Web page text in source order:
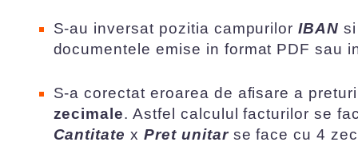
S-au inversat pozitia campurilorIBAN
documentele emise in format PDF sau
S-a corectat eroarea de afisare a
zecimale. Astfel calculul facturilor se
Cantitate xPret unitarse face cu 4